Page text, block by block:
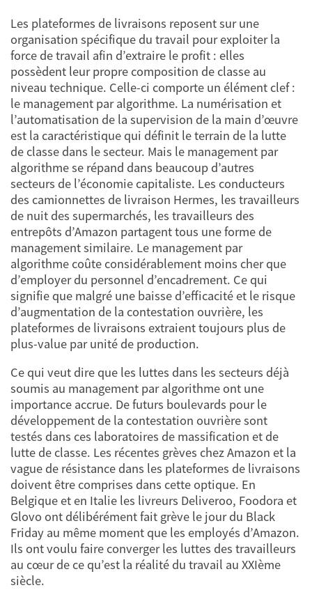
Les plateformes de livraisons reposent sur une
organisation spécifique du travail pour exploiter la
force de travail afin d’extraire le profit : elles
possèdent leur propre composition de classe au
niveau technique. Celle-ci comporte un élément clef :
le management par algorithme. La numérisation et
l’automatisation de la supervision de la main d’œuvre
est la caractéristique qui définit le terrain de la lutte
de classe dans le secteur. Mais le management par
algorithme se répand dans beaucoup d’autres
secteurs de l’économie capitaliste. Les conducteurs
des camionnettes de livraison Hermes, les travailleurs
de nuit des supermarchés, les travailleurs des
entrepôts d’Amazon partagent tous une forme de
management similaire. Le management par
algorithme coûte considérablement moins cher que
d’employer du personnel d’encadrement. Ce qui
signifie que malgré une baisse d’efficacité et le risque
d’augmentation de la contestation ouvrière, les
plateformes de livraisons extraient toujours plus de
plus-value par unité de production.
Ce qui veut dire que les luttes dans les secteurs déjà
soumis au management par algorithme ont une
importance accrue. De futurs boulevards pour le
développement de la contestation ouvrière sont
testés dans ces laboratoires de massification et de
lutte de classe. Les récentes grèves chez Amazon et la
vague de résistance dans les plateformes de livraisons
doivent être comprises dans cette optique. En
Belgique et en Italie les livreurs Deliveroo, Foodora et
Glovo ont délibérément fait grève le jour du Black
Friday au même moment que les employés d’Amazon.
Ils ont voulu faire converger les luttes des travailleurs
au cœur de ce qu’est la réalité du travail au XXIème
siècle.